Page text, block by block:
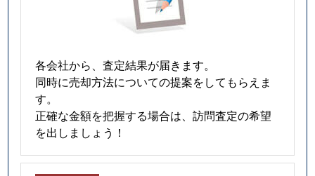
各会社から、査定結果が届きます。
同時に売却方法についての提案をしてもらえま
す。
正確な金額を把握する場合は、訪問査定の希望
を出しましょう！